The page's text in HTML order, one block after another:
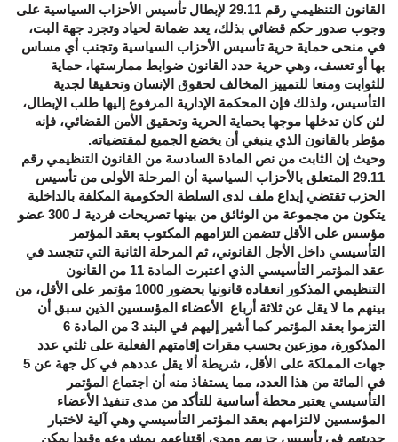
القانون التنظيمي رقم 29.11 لإبطال تأسيس الأحزاب السياسية على
وجوب صدور حكم قضائي بذلك، يعد ضمانة لحياد وتجرد جهة البت،
في منحى حماية حرية تأسيس الأحزاب السياسية وتجنب أي مساس
بها أو تعسف، وهي حرية حدد القانون ضوابط ممارستها، حماية
للثوابت ومنعا للتمييز المخالف لحقوق الإنسان وتحقيقا لجدية
التأسيس، ولذلك فإن المحكمة الإدارية المرفوع إليها طلب الإبطال،
لئن كان تدخلها موجها بحماية الحرية وتحقيق الأمن القضائي، فإنه
مؤطر بالقانون الذي ينبغي أن يخضع الجميع لمقتضياته.
وحيث إن الثابت من نص المادة السادسة من القانون التنظيمي رقم
29.11 المتعلق بالأحزاب السياسية أن المرحلة الأولى من تأسيس
الحزب تقتضي إيداع ملف لدى السلطة الحكومية المكلفة بالداخلية
يتكون من مجموعة من الوثائق من بينها تصريحات فردية لـ 300 عضو
مؤسس على الأقل تتضمن التزامهم المكتوب بعقد المؤتمر
التأسيسي داخل الأجل القانوني، ثم المرحلة الثانية التي تتجسد في
عقد المؤتمر التأسيسي الذي اعتبرت المادة 11 من القانون
التنظيمي المذكور انعقاده قانونيا بحضور 1000 مؤتمر على الأقل، من
بينهم ما لا يقل عن ثلاثة أرباع الأعضاء المؤسسين الذين سبق أن
التزموا بعقد المؤتمر كما أشير إليهم في البند 3 من المادة 6
المذكورة، موزعين بحسب مقرات إقامتهم الفعلية على ثلثي عدد
جهات المملكة على الأقل، شريطة ألا يقل عددهم في كل جهة عن 5
في المائة من هذا العدد، مما يستفاذ منه أن اجتماع المؤتمر
التأسيسي يعتبر محطة أساسية للتأكد من مدى تنفيذ الأعضاء
المؤسسين لالتزامهم بعقد المؤتمر التأسيسي وهي آلية لاختبار
جديتهم في تأسيس حزبهم ومدى اقتناعهم بمشروعه وقيدا يمكن